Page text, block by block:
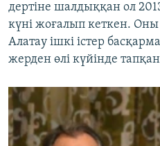
дертіне шалдыққан ол
күні жоғалып кеткен.
Алатау ішкі істер
жерден өлі күйінде